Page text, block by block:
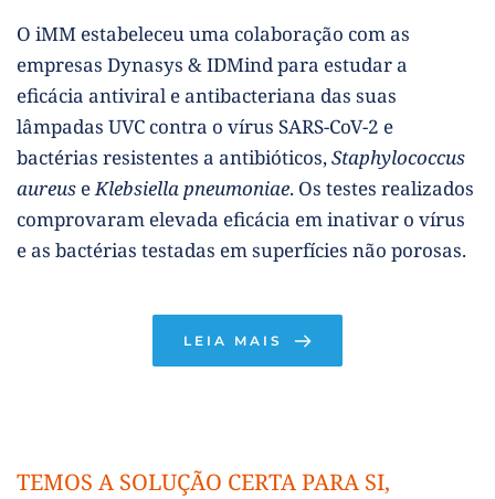
O iMM estabeleceu uma colaboração com as
empresas Dynasys & IDMind para estudar a
eficácia antiviral e antibacteriana das suas
lâmpadas UVC contra o vírus SARS-CoV-2 e
bactérias resistentes a antibióticos, Staphylococcus
aureus e Klebsiella pneumoniae. Os testes realizados
comprovaram elevada eficácia em inativar o vírus
e as bactérias testadas em superfícies não porosas.
LEIA MAIS
TEMOS A SOLUÇÃO CERTA PARA SI,